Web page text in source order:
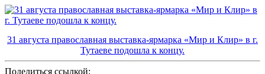
31 августа православная выставка-ярмарка «Мир и Клир» в г.
Тутаеве подошла к концу.
Поделиться ссылкой: